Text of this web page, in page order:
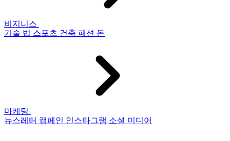
비지니스
기술 법 스포츠 건축 패션 돈
마케팅
뉴스레터 캠페인 인스타그램 소셜 미디어